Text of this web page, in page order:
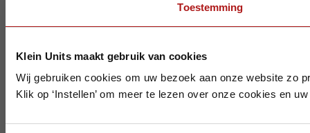
Toestemming
Klein Units maakt gebruik van cookies
Wij gebruiken cookies om uw bezoek aan onze website zo
Klik op ‘Instellen’ om meer te lezen over onze cookies en